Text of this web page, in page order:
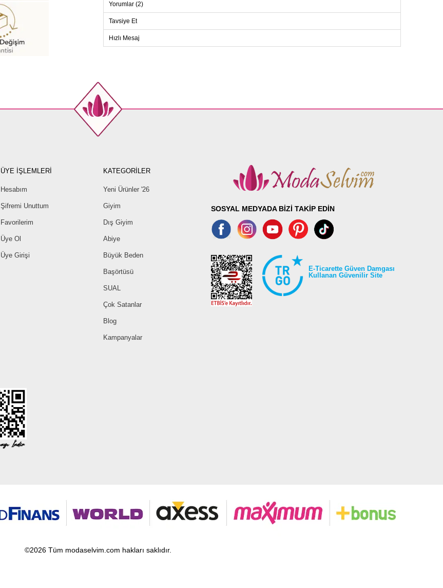
PANTOLON BEDEN ÖLÇÜLERİ (CM)
Beden
Boy
Yorumlar (2)
Tavsiye Et
Hızlı Mesaj
ÜYE İŞLEMLERİ
Hesabım
Şifremi Unuttum
Favorilerim
Üye Ol
Üye Girişi
KATEGORİLER
Yeni Ürünler '26
Giyim
Dış Giyim
Abiye
Büyük Beden
Başörtüsü
SUAL
Çok Satanlar
Blog
Kampanyalar
SOSYAL MEDYADA BİZİ TAKİP EDİN
E-Ticarette Güven Damgası
Kullanan Güvenilir Site
©2026 Tüm modaselvim.com hakları saklıdır.